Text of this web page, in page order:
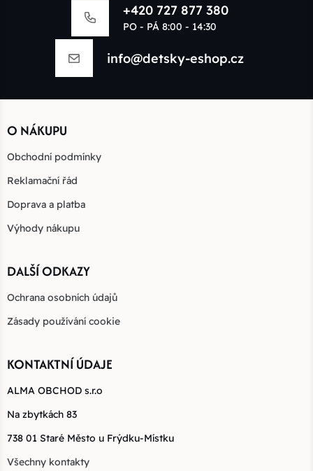
+420 727 877 380
PO - PÁ 8:00 - 14:30
info@detsky-eshop.cz
O NÁKUPU
Obchodní podmínky
Reklamační řád
Doprava a platba
Výhody nákupu
DALŠÍ ODKAZY
Ochrana osobních údajů
Zásady používání cookie
KONTAKTNÍ ÚDAJE
ALMA OBCHOD s.r.o
Na zbytkách 83
738 01 Staré Město u Frýdku-Místku
Všechny kontakty